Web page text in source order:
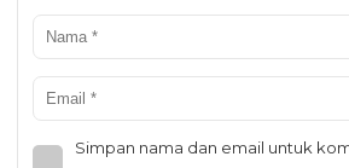
Simpan nama dan email untuk